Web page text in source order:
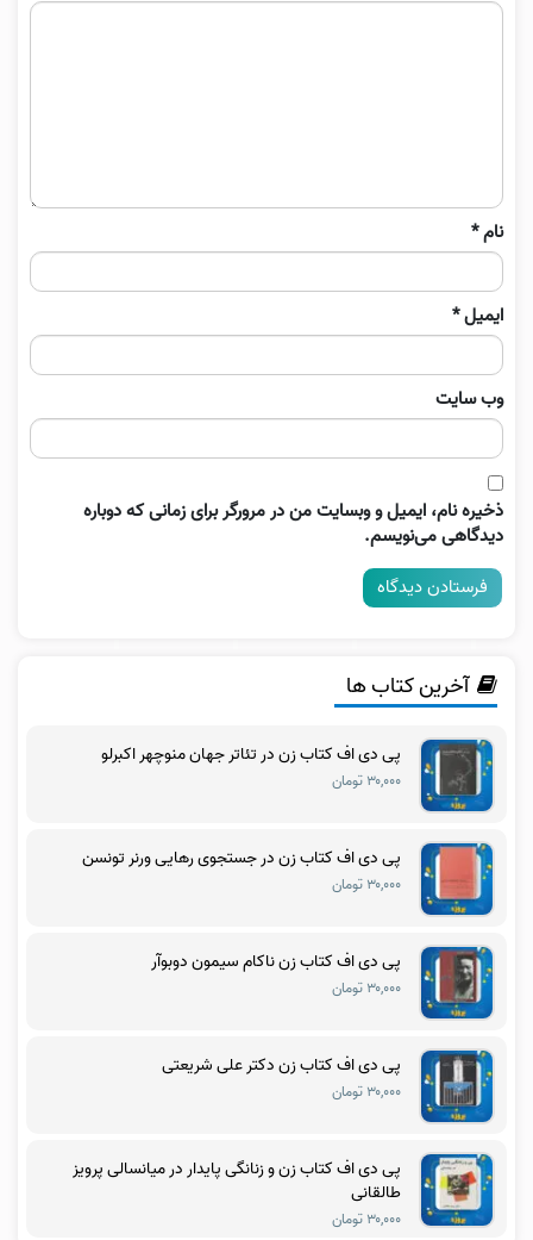
نام*
ایمیل*
وب‌ سایت
ذخیره نام، ایمیل و وبسایت من در مرورگر برای زمانی که دوباره
دیدگاهی می‌نویسم.
آخرین کتاب ها
پی دی اف کتاب زن در تئاتر جهان منوچهر اکبرلو
۳۰,۰۰۰ تومان
پی دی اف کتاب زن در جستجوی رهایی ورنر تونسن
۳۰,۰۰۰ تومان
پی دی اف کتاب زن ناکام سیمون دوبوآر
۳۰,۰۰۰ تومان
پی دی اف کتاب زن دکتر علی شریعتی
۳۰,۰۰۰ تومان
پی دی اف کتاب زن و زنانگی پایدار در میانسالی پرویز
طالقانی
۳۰,۰۰۰ تومان